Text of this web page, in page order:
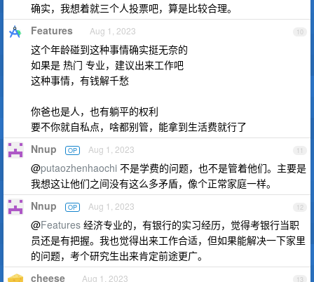
确实，我想着就三个人投票吧，算是比较合理。
10
Features Aug 1, 2023
这个年龄碰到这种事情确实挺无奈的
如果是 热门 专业，建议出来工作吧
这种事情，有钱解千愁
你爸也是人，也有躺平的权利
要不你就自私点，啥都别管，能拿到生活费就行了
11
Nnup OP Aug 1, 2023
@putaozhenhaochi 不是学费的问题，也不是管着他们。主要是
我想这让他们之间没有这么多矛盾，像个正常家庭一样。
12
Nnup OP Aug 1, 2023
@Features 经济专业的，有银行的实习经历，觉得考银行当职
员还是有把握。我也觉得出来工作合适，但如果能解决一下家里
的问题，考个研究生出来肯定前途更广。
13
cheese Aug 1, 2023